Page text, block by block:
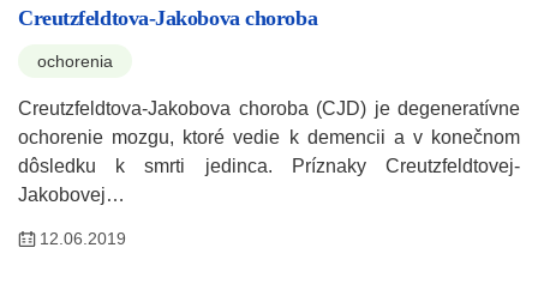
Creutzfeldtova-Jakobova choroba
ochorenia
Creutzfeldtova-Jakobova choroba (CJD) je degeneratívne
ochorenie mozgu, ktoré vedie k demencii a v konečnom
dôsledku k smrti jedinca. Príznaky Creutzfeldtovej-
Jakobovej…
12.06.2019